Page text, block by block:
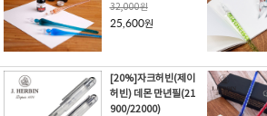
32,000원
25,600원
[20%]자크허빈(제이
허빈) 데몬 만년필(21
900/22000)